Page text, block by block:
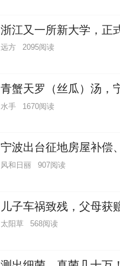
浙江又一所新大学，正
远方 2095阅读
青蟹天罗（丝瓜）汤，
水手 1670阅读
宁波出台征地房屋补偿
风和日丽 907阅读
儿子车祸致残，父母获
太阳草 568阅读